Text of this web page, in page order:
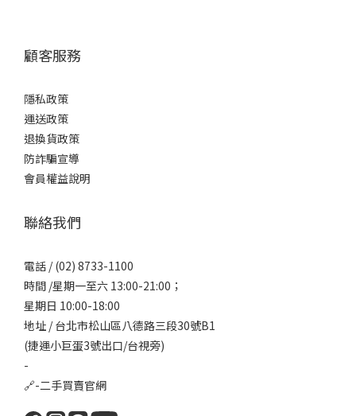
顧客服務
隱私政策
運送政策
退換貨政策
防詐騙宣導
會員權益說明
聯絡我們
電話 / (02) 8733-1100
時間 /星期一至六 13:00-21:00；
星期日 10:00-18:00
地址 / 台北市松山區八德路三段30號B1
(捷運小巨蛋3號出口/台視旁)
-
🔗-二手買賣官網